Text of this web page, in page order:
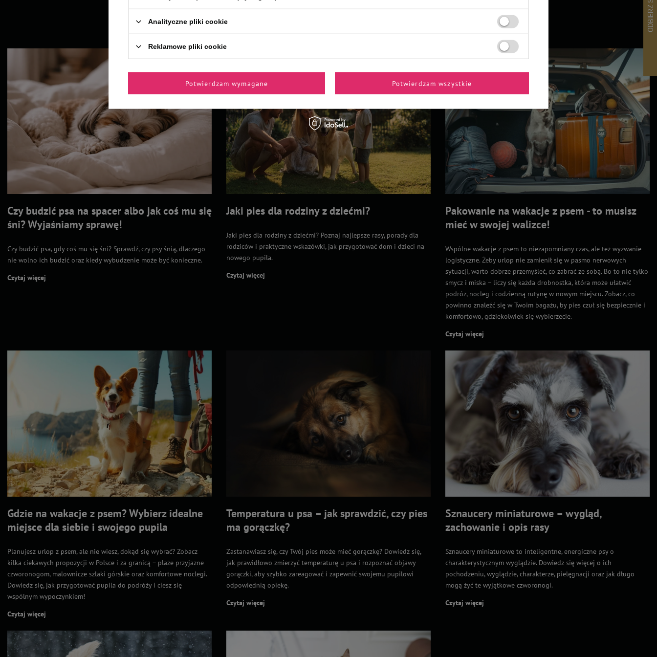
Czy budzić psa na spacer albo jak coś mu się
śni? Wyjaśniamy sprawę!
Czy budzić psa, gdy coś mu się śni? Sprawdź, czy psy śnią, dlaczego
nie wolno ich budzić oraz kiedy wybudzenie może być konieczne.
Czytaj więcej
Jaki pies dla rodziny z dziećmi?
Jaki pies dla rodziny z dziećmi? Poznaj najlepsze rasy, porady dla
rodziców i praktyczne wskazówki, jak przygotować dom i dzieci na
nowego pupila.
Czytaj więcej
Pakowanie na wakacje z psem - to musisz
mieć w swojej walizce!
Wspólne wakacje z psem to niezapomniany czas, ale też wyzwanie
logistyczne. Żeby urlop nie zamienił się w pasmo nerwowych
sytuacji, warto dobrze przemyśleć, co zabrać ze sobą. Bo to nie tylko
smycz i miska – liczy się każda drobnostka, która może ułatwić
podróż, nocleg i codzienną rutynę w nowym miejscu. Zobacz, co
powinno znaleźć się w Twoim bagażu, by pies czuł się bezpiecznie i
komfortowo, gdziekolwiek się wybierzecie.
Czytaj więcej
Gdzie na wakacje z psem? Wybierz idealne
miejsce dla siebie i swojego pupila
Planujesz urlop z psem, ale nie wiesz, dokąd się wybrać? Zobacz
kilka ciekawych propozycji w Polsce i za granicą – plaże przyjazne
czworonogom, malownicze szlaki górskie oraz komfortowe noclegi.
Dowiedz się, jak przygotować pupila do podróży i ciesz się
wspólnym wypoczynkiem!
Czytaj więcej
Temperatura u psa – jak sprawdzić, czy pies
ma gorączkę?
Zastanawiasz się, czy Twój pies może mieć gorączkę? Dowiedz się,
jak prawidłowo zmierzyć temperaturę u psa i rozpoznać objawy
gorączki, aby szybko zareagować i zapewnić swojemu pupilowi
odpowiednią opiekę.
Czytaj więcej
Sznaucery miniaturowe – wygląd,
zachowanie i opis rasy
Sznaucery miniaturowe to inteligentne, energiczne psy o
charakterystycznym wyglądzie. Dowiedz się więcej o ich
pochodzeniu, wyglądzie, charakterze, pielęgnacji oraz jak długo
mogą żyć te wyjątkowe czworonogi.
Czytaj więcej
Analityczne pliki cookie
Reklamowe pliki cookie
Potwierdzam wymagane Potwierdzam wszystkie